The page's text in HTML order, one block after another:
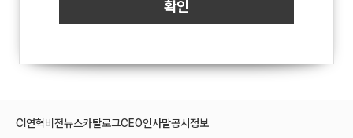
CI 연혁비전뉴스카탈로그CEO인사말공시정보